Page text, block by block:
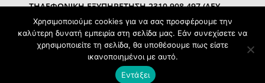
ΤΗΛΕΦΩΝΙΚΗ ΕΞΥΠΗΡΕΤΗΣΗ 2310 908 497 (ΔΕΥ-
ΣΑΒ 10:00-15:00)
Χρησιμοποιούμε cookies για να σας προσφέρουμε την
καλύτερη δυνατή εμπειρία στη σελίδα μας. Εάν συνεχίσετε να
χρησιμοποιείτε τη σελίδα, θα υποθέσουμε πως είστε
ικανοποιημένοι με αυτό.
Εντάξει